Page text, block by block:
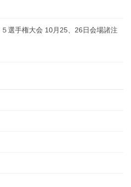
選手権大会 10月25、26日会場諸注